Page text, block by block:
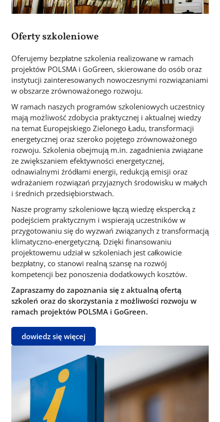
Oferty szkoleniowe
Oferujemy bezpłatne szkolenia realizowane w ramach
projektów POLSMA i GoGreen, skierowane do osób oraz
instytucji zainteresowanych nowoczesnymi rozwiązaniami
w obszarze zrównoważonego rozwoju.
W ramach naszych programów szkoleniowych uczestnicy
mają możliwość zdobycia praktycznej i aktualnej wiedzy
na temat Europejskiego Zielonego Ładu, transformacji
energetycznej oraz szeroko pojętego zrównoważonego
rozwoju. Szkolenia obejmują m.in. zagadnienia związane
ze zwiększaniem efektywności energetycznej,
odnawialnymi źródłami energii, redukcją emisji oraz
wdrażaniem rozwiązań przyjaznych środowisku w małych
i średnich przedsiębiorstwach.
Nasze programy szkoleniowe łączą wiedzę ekspercką z
podejściem praktycznym i wspierają uczestników w
przygotowaniu się do wyzwań związanych z transformacją
klimatyczno-energetyczną. Dzięki finansowaniu
projektowemu udział w szkoleniach jest całkowicie
bezpłatny, co stanowi realną szansę na rozwój
kompetencji bez ponoszenia dodatkowych kosztów.
Zapraszamy do zapoznania się z aktualną ofertą
szkoleń oraz do skorzystania z możliwości rozwoju w
ramach projektów POLSMA i GoGreen.
dowiedz się więcej